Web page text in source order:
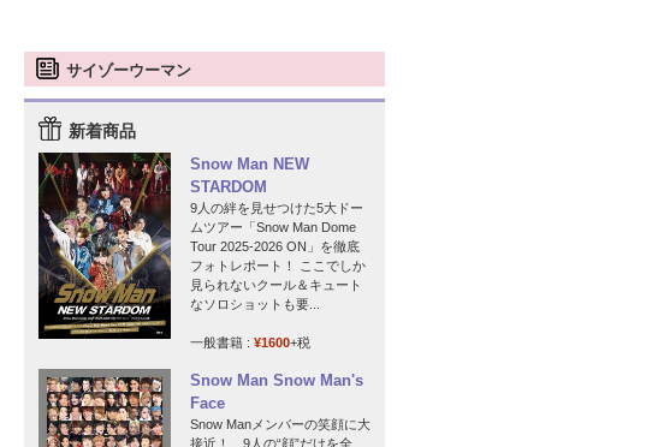
サイゾーウーマン
新着商品
Snow Man NEW
STARDOM
9人の絆を見せつけた5大ドー
ムツアー「Snow Man Dome
Tour 2025-2026 ON」を徹底
フォトレポート！ ここでしか
見られないクール＆キュート
なソロショットも要...
一般書籍 : ¥1600+税
Snow Man Snow Man's
Face
Snow Manメンバーの笑顔に大
接近！ 9人の“顔”だけを全